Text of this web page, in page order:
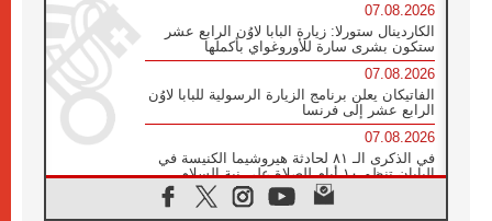
07.08.2026
الكاردينال ستورلا: زيارة البابا لاوُن الرابع عشر
ستكون بشرى سارة للأوروغواي بأكملها
07.08.2026
الفاتيكان يعلن برنامج الزيارة الرسولية للبابا لاوُن
الرابع عشر إلى فرنسا
07.08.2026
في الذكرى الـ ٨١ لحادثة هيروشيما الكنيسة في
اليابان تنظم ١٠ أيام للصلاة على نية السلام